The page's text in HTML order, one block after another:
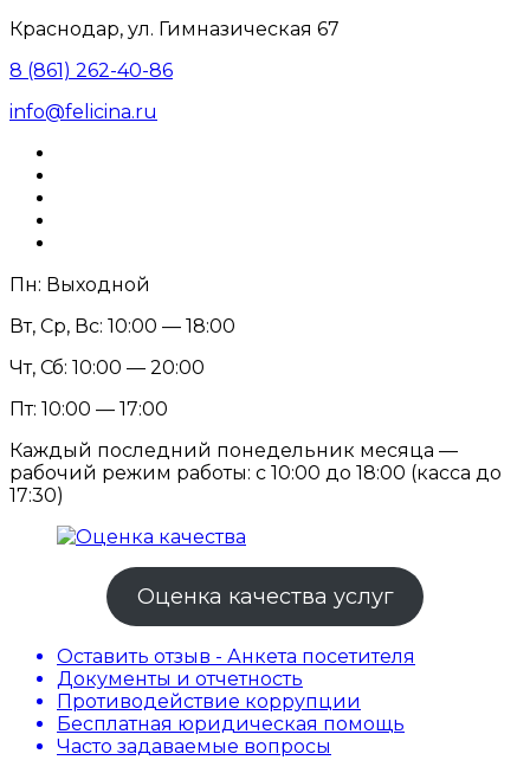
Краснодар, ул. Гимназическая 67
8 (861) 262-40-86
info@felicina.ru
Пн: Выходной
Вт, Ср, Вс: 10:00 — 18:00
Чт, Сб: 10:00 — 20:00
Пт: 10:00 — 17:00
Каждый последний понедельник месяца —
рабочий режим работы: с 10:00 до 18:00 (касса до
17:30)
Оценка качества услуг
Оставить отзыв - Анкета посетителя
Документы и отчетность
Противодействие коррупции
Бесплатная юридическая помощь
Часто задаваемые вопросы